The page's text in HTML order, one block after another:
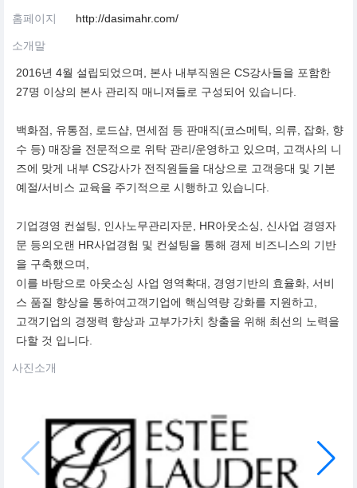
홈페이지 http://dasimahr.com/
소개말
2016년 4월 설립되었으며, 본사 내부직원은 CS강사들을 포함한
27명 이상의 본사 관리직 매니져들로 구성되어 있습니다.
백화점, 유통점, 로드샵, 면세점 등 판매직(코스메틱, 의류, 잡화, 향
수 등) 매장을 전문적으로 위탁 관리/운영하고 있으며, 고객사의 니
즈에 맞게 내부 CS강사가 전직원들을 대상으로 고객응대 및 기본
예절/서비스 교육을 주기적으로 시행하고 있습니다.
기업경영 컨설팅, 인사노무관리자문, HR아웃소싱, 신사업 경영자
문 등의오랜 HR사업경험 및 컨설팅을 통해 경제 비즈니스의 기반
을 구축했으며,
이를 바탕으로 아웃소싱 사업 영역확대, 경영기반의 효율화, 서비
스 품질 향상을 통하여고객기업에 핵심역량 강화를 지원하고,
고객기업의 경쟁력 향상과 고부가가치 창출을 위해 최선의 노력을
다할 것 입니다.
사진소개